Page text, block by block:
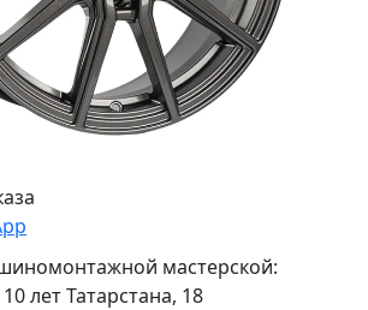
мастерской:
лет Татарстана, 18